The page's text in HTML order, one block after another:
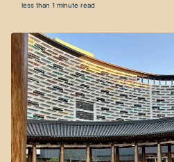
less than 1 minute read